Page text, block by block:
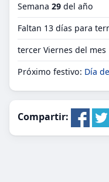
Semana 29 del año
Faltan 13 días para
tercer Viernes del mes
Próximo festivo: Día
Compartir: